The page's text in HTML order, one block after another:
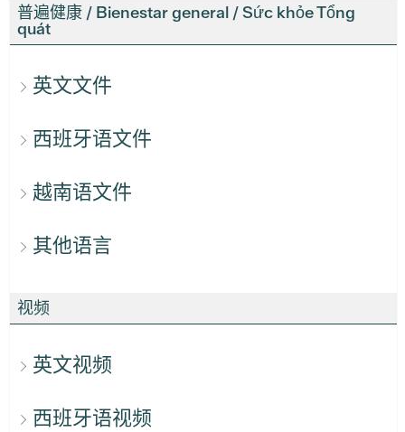
普遍健康 / Bienestar general / Sức khỏe Tổng
quát
英文文件
西班牙语文件
越南语文件
其他语言
视频
英文视频
西班牙语视频